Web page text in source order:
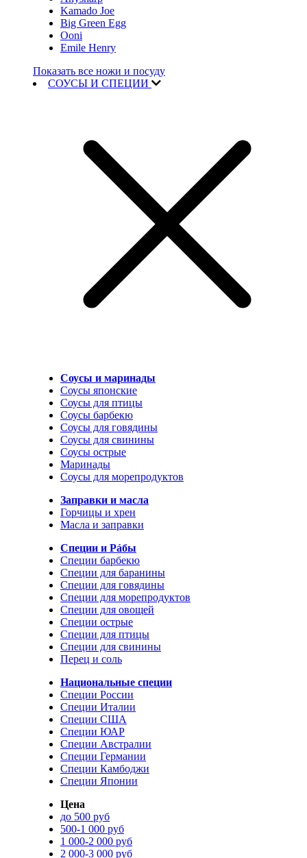
Kamado Joe
Big Green Egg
Ooni
Emile Henry
Показать все ножи и посуду
СОУСЫ И СПЕЦИИ
Соусы и маринады
Соусы японские
Соусы для птицы
Соусы барбекю
Соусы для говядины
Соусы для свинины
Соусы острые
Маринады
Соусы для морепродуктов
Заправки и масла
Горчицы и хрен
Масла и заправки
Специи и Рáбы
Специи барбекю
Специи для баранины
Специи для говядины
Специи для морепродуктов
Специи для овощей
Специи острые
Специи для птицы
Специи для свинины
Перец и соль
Национальные специи
Специи России
Специи Италии
Специи США
Специи ЮАР
Специи Австралии
Специи Германии
Специи Камбоджи
Специи Японии
Цена
до 500 руб
500-1 000 руб
1 000-2 000 руб
2 000-3 000 руб